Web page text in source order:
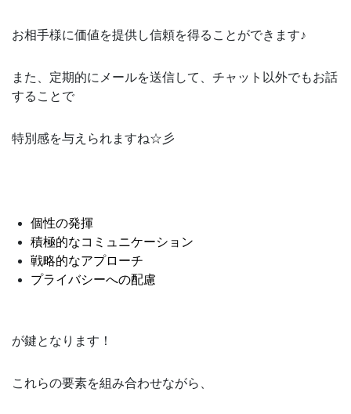
お相手様に価値を提供し信頼を得ることができます♪
また、定期的にメールを送信して、チャット以外でもお話
することで
特別感を与えられますね☆彡
個性の発揮
積極的なコミュニケーション
戦略的なアプローチ
プライバシーへの配慮
が鍵となります！
これらの要素を組み合わせながら、